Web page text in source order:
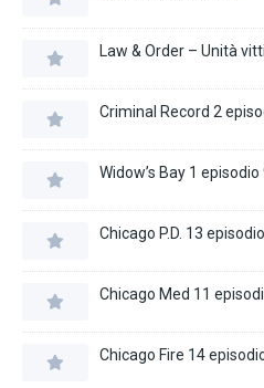
Law & Order – Unità
Criminal Record 2
Widow’s Bay 1 episodio
Chicago P.D. 13
Chicago Med 11
Chicago Fire 14